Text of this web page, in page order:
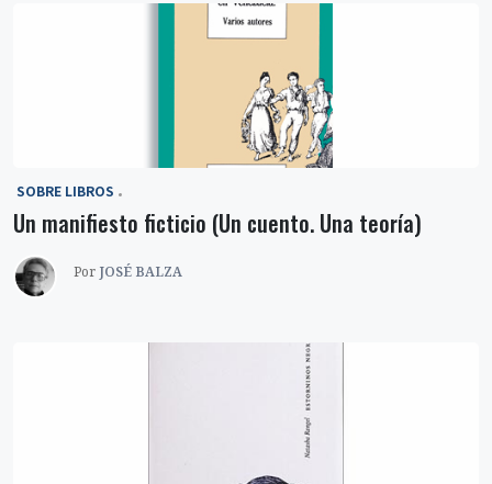
‎ SOBRE LIBROS
Un manifiesto ficticio (Un cuento. Una teoría)
Por JOSÉ BALZA